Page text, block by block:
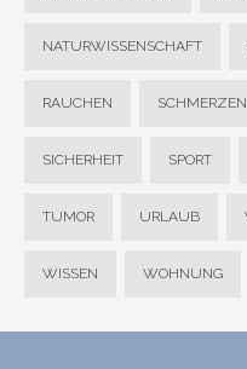
NATURWISSENSCHAFT
RAUCHEN SCHMERZEN
SICHERHEIT SPORT
TUMOR URLAUB
WISSEN WOHNUNG